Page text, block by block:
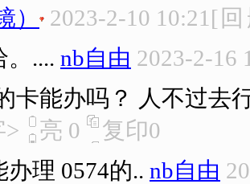
）
2023-2-10 10:21 [ 回
。.... nb自由 2023-2-16
卡能办吗？ 人不过去
>
亮 0 复印0
办理 0574的.. nb自由